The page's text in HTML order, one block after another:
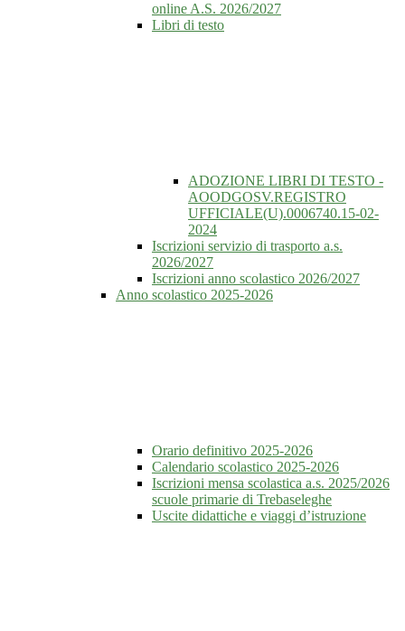
online A.S. 2026/2027
Libri di testo
ADOZIONE LIBRI DI TESTO -
AOODGOSV.REGISTRO
UFFICIALE(U).0006740.15-02-
2024
Iscrizioni servizio di trasporto a.s.
2026/2027
Iscrizioni anno scolastico 2026/2027
Anno scolastico 2025-2026
Orario definitivo 2025-2026
Calendario scolastico 2025-2026
Iscrizioni mensa scolastica a.s. 2025/2026
scuole primarie di Trebaseleghe
Uscite didattiche e viaggi d’istruzione